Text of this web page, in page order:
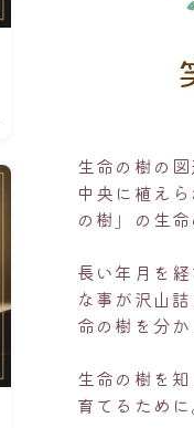
生命の樹の
中央に植え
の樹」の生
長い年月を
な事が沢山
命の樹を分
生命の樹を
育てるために